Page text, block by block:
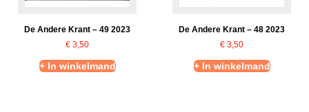
De Andere Krant – 49 2023
€ 3,50
+ In winkelmand
De Andere Krant – 48 2023
€ 3,50
+ In winkelmand